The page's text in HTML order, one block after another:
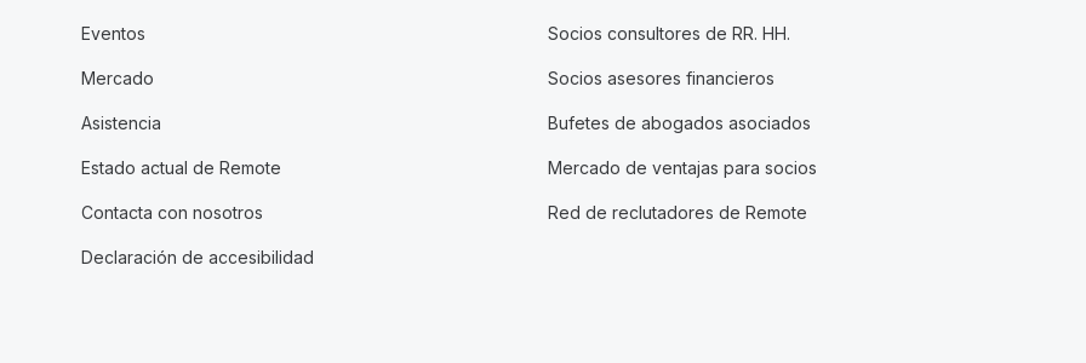
Eventos
Mercado
Asistencia
Estado actual de Remote
Contacta con nosotros
Declaración de accesibilidad
Socios consultores de RR. HH.
Socios asesores financieros
Bufetes de abogados asociados
Mercado de ventajas para socios
Red de reclutadores de Remote